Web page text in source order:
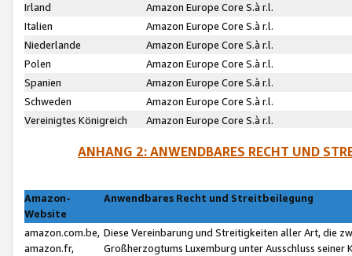
Irland
Amazon Europe Core S.à r.l.
Italien
Amazon Europe Core S.à r.l.
Niederlande
Amazon Europe Core S.à r.l.
Polen
Amazon Europe Core S.à r.l.
Spanien
Amazon Europe Core S.à r.l.
Schweden
Amazon Europe Core S.à r.l.
Vereinigtes Königreich
Amazon Europe Core S.à r.l.
ANHANG 2: ANWENDBARES RECHT UND
Amazon-
Website
Anwendbares Recht und Streitbeilegung
amazon.com.be,
amazon.fr,
Diese Vereinbarung und Streitigkeiten aller Art, die
Großherzogtums Luxemburg unter Ausschluss